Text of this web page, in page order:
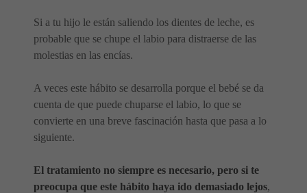
Si a tu hijo le están saliendo los dientes de leche, es
probable que se chupe el labio para distraerse de las
molestias en las encías.
A veces este hábito se desarrolla porque el bebé se da
cuenta de que puede chuparse el labio, lo que se
convierte en una breve fascinación hasta que pasa a lo
siguiente.
El tratamiento no siempre es necesario, pero si te
preocupa que este hábito haya ido demasiado lejos,